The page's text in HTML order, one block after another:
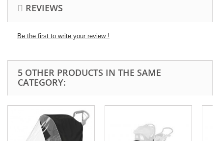
REVIEWS
Be the first to write your review !
5 OTHER PRODUCTS IN THE SAME
CATEGORY: